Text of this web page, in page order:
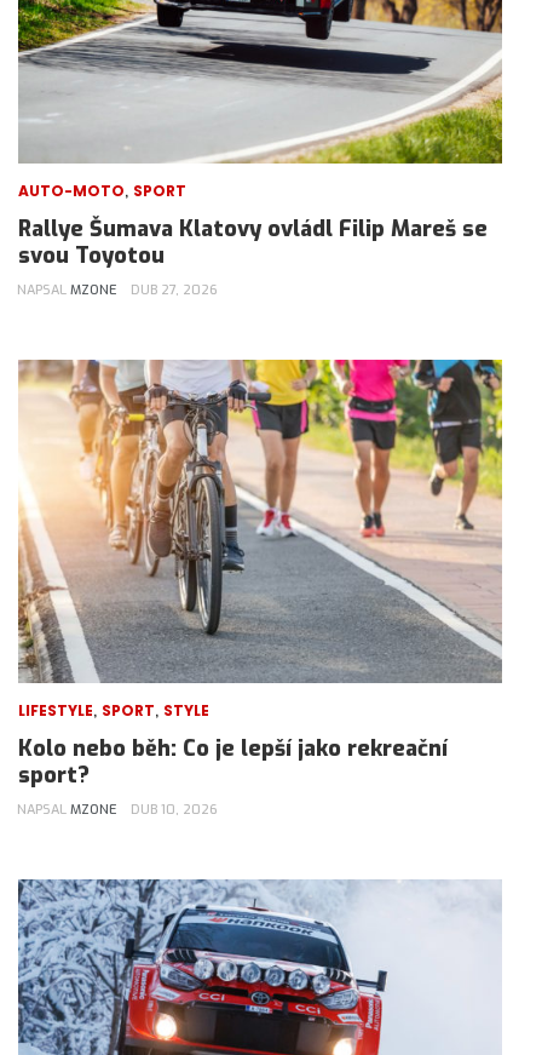
AUTO-MOTO, SPORT
Rallye Šumava Klatovy ovládl Filip Mareš se
svou Toyotou
NAPSAL MZONE DUB 27, 2026
LIFESTYLE, SPORT, STYLE
Kolo nebo běh: Co je lepší jako rekreační
sport?
NAPSAL MZONE DUB 10, 2026